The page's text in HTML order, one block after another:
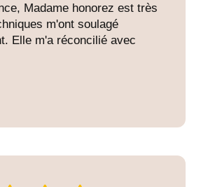
Madame honorez est très
m'ont soulagé
Elle m'a réconcilié avec